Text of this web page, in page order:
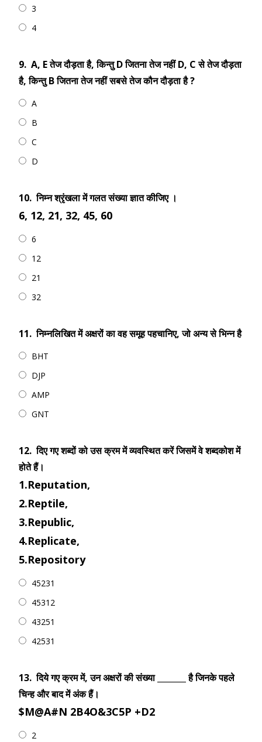
3
4
9. A, E तेज दौड़ता है, किन्तु D जितना तेज नहीं D, C से तेज दौड़ता
है, किन्तु B जितना तेज नहीं सबसे तेज कौन दौड़ता है ?
A
B
C
D
10. निम्न श्रृंखला में गलत संख्या ज्ञात कीजिए ।
6, 12, 21, 32, 45, 60
6
12
21
32
11. निम्नलिखित में अक्षरों का वह समूह पहचानिए, जो अन्य से भिन्न है
BHT
DJP
AMP
GNT
12. दिए गए शब्दों को उस क्रम में व्यवस्थित करें जिसमें वे शब्दकोश में
होते हैं।
1.Reputation,
2.Reptile,
3.Republic,
4.Replicate,
5.Repository
45231
45312
43251
42531
13. दिये गए क्रम में, उन अक्षरों की संख्या _______ है जिनके पहले
चिन्ह और बाद में अंक हैं।
$M@A#N 2B4O&3C5P +D2
2